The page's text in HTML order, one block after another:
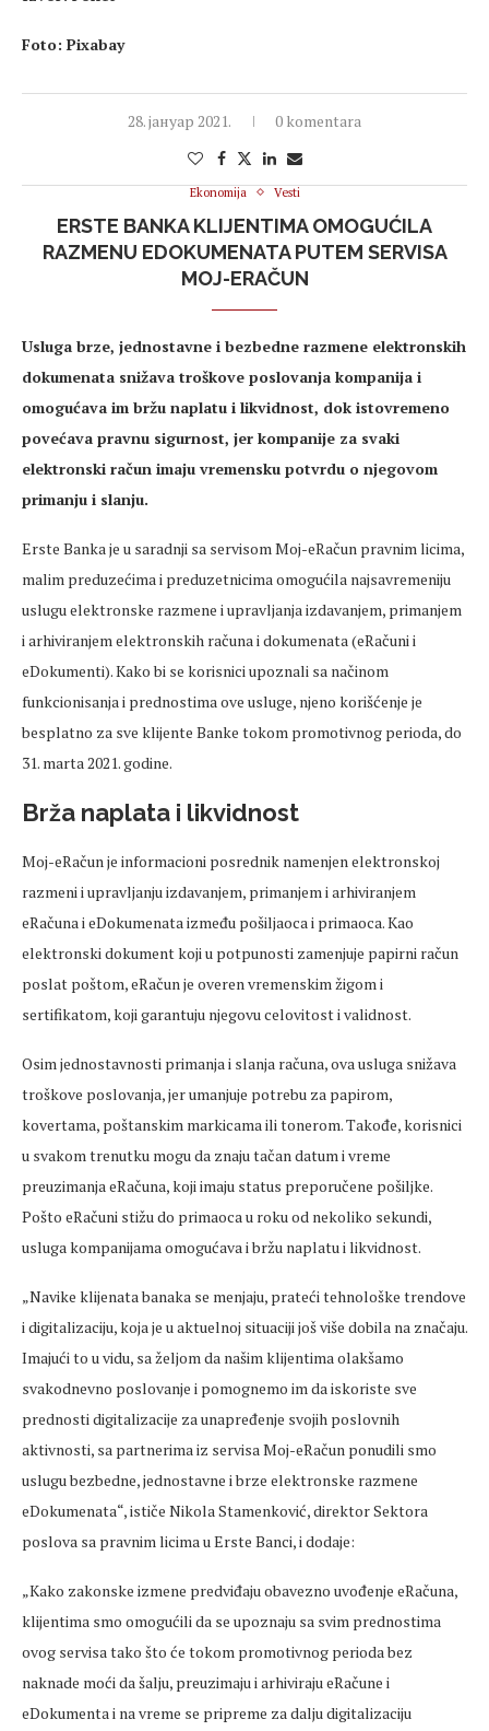
Foto: Pixabay
28. јануар 2021. 0 komentara
Ekonomija Vesti
ERSTE BANKA KLIJENTIMA OMOGUĆILA
RAZMENU EDOKUMENATA PUTEM SERVISA
MOJ-ERAČUN
Usluga brze, jednostavne i bezbedne razmene elektronskih
dokumenata snižava troškove poslovanja kompanija i
omogućava im bržu naplatu i likvidnost, dok istovremeno
povećava pravnu sigurnost, jer kompanije za svaki
elektronski račun imaju vremensku potvrdu o njegovom
primanju i slanju.
Erste Banka je u saradnji sa servisom Moj-eRačun pravnim licima,
malim preduzećima i preduzetnicima omogućila najsavremeniju
uslugu elektronske razmene i upravljanja izdavanjem, primanjem
i arhiviranjem elektronskih računa i dokumenata (eRačuni i
eDokumenti). Kako bi se korisnici upoznali sa načinom
funkcionisanja i prednostima ove usluge, njeno korišćenje je
besplatno za sve klijente Banke tokom promotivnog perioda, do
31. marta 2021. godine.
Brža naplata i likvidnost
Moj-eRačun je informacioni posrednik namenjen elektronskoj
razmeni i upravljanju izdavanjem, primanjem i arhiviranjem
eRačuna i eDokumenata između pošiljaoca i primaoca. Kao
elektronski dokument koji u potpunosti zamenjuje papirni račun
poslat poštom, eRačun je overen vremenskim žigom i
sertifikatom, koji garantuju njegovu celovitost i validnost.
Osim jednostavnosti primanja i slanja računa, ova usluga snižava
troškove poslovanja, jer umanjuje potrebu za papirom,
kovertama, poštanskim markicama ili tonerom. Takođe, korisnici
u svakom trenutku mogu da znaju tačan datum i vreme
preuzimanja eRačuna, koji imaju status preporučene pošiljke.
Pošto eRačuni stižu do primaoca u roku od nekoliko sekundi,
usluga kompanijama omogućava i bržu naplatu i likvidnost.
„Navike klijenata banaka se menjaju, prateći tehnološke trendove
i digitalizaciju, koja je u aktuelnoj situaciji još više dobila na značaju.
Imajući to u vidu, sa željom da našim klijentima olakšamo
svakodnevno poslovanje i pomognemo im da iskoriste sve
prednosti digitalizacije za unapređenje svojih poslovnih
aktivnosti, sa partnerima iz servisa Moj-eRačun ponudili smo
uslugu bezbedne, jednostavne i brze elektronske razmene
eDokumenata“, ističe Nikola Stamenković, direktor Sektora
poslova sa pravnim licima u Erste Banci, i dodaje:
„Kako zakonske izmene predviđaju obavezno uvođenje eRačuna,
klijentima smo omogućili da se upoznaju sa svim prednostima
ovog servisa tako što će tokom promotivnog perioda bez
naknade moći da šalju, preuzimaju i arhiviraju eRačune i
eDokumenta i na vreme se pripreme za dalju digitalizaciju